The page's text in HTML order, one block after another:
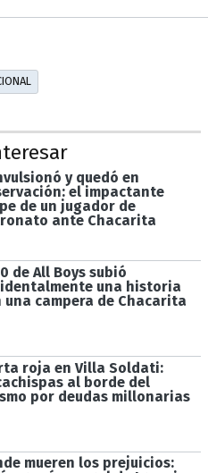
y quedó en
el impactante
de un jugador de
ante Chacarita
de All Boys subió
una historia
una campera de Chacarita
roja en Villa Soldati:
al borde del
por deudas millonarias
mueren los prejuicios: